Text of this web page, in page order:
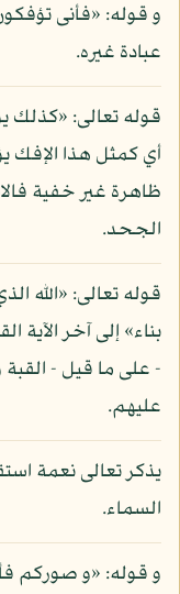
و قوله: «فأنى
عبادة غيره.
قوله تعالى: «كذلك
أي كمثل هذا الإفك
ظاهرة غير خفية
الجحد.
قوله تعالى: «الله
بناء» إلى آخر الآية
- على ما قيل - القبة
عليهم.
يذكر تعالى نعمة
السماء.
و قوله: «و صوركم